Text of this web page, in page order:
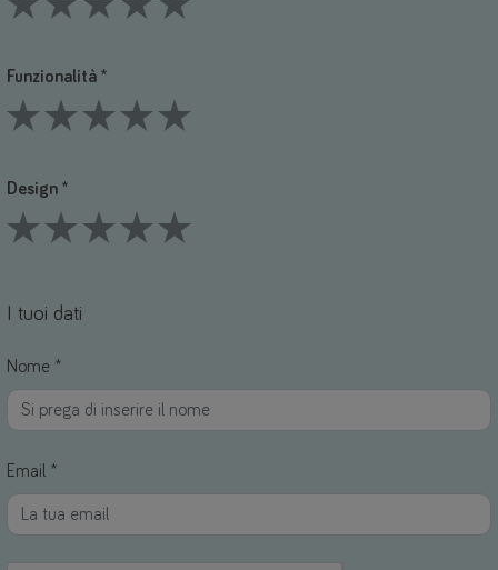
Funzionalità *
Design *
I tuoi dati
Nome *
Email *